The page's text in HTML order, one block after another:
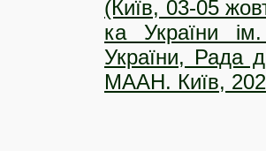
(Київ, 03-05
ка України
України, Рада
МААН. Київ,